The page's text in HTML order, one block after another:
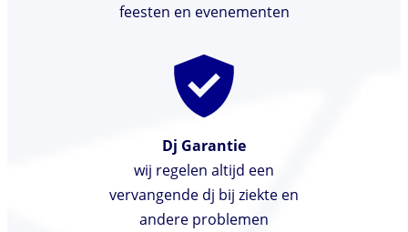
feesten en evenementen
Dj Garantie
wij regelen altijd een
vervangende dj bij ziekte en
andere problemen